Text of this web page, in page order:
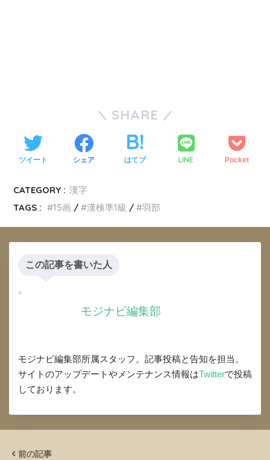
SHARE
ツイート シェア はてブ LINE Pocket
CATEGORY : 漢字
TAGS :
15画 漢検準1級 羽部
この記事を書いた人
モジナビ編集部
モジナビ編集部所属スタッフ。記事投稿と告知を担当。
サイトのアップデートやメンテナンス情報はTwitterで投稿
しております。
前の記事